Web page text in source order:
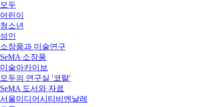
모두
어린이
청소년
성인
소장품과 미술연구
SeMA 소장품
미술아카이브
모두의 연구실 '코랄'
SeMA 도서와 자료
서울미디어시티비엔날레